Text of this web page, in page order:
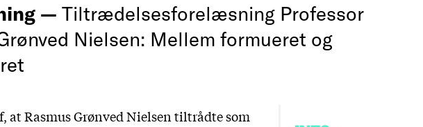
— Tiltrædelsesforelæsning Professor
Nielsen: Mellem formueret og
at Rasmus Grønved Nielsen tiltrådte som